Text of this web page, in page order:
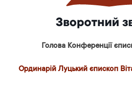
Зворотний
Голова Конференції
Ординарій Луцький єпископ